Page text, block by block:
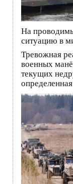
На
ситуацию в
Тревожная
военных
текущих